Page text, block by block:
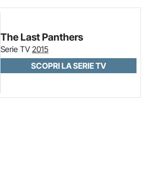
The Last Panthers
Serie TV 2015
SCOPRI LA SERIE TV